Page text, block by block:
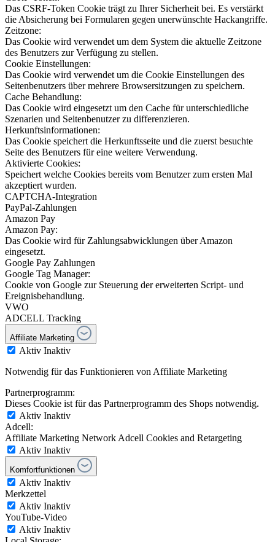
Das CSRF-Token Cookie trägt zu Ihrer Sicherheit bei. Es verstärkt
die Absicherung bei Formularen gegen unerwünschte Hackangriffe.
Zeitzone:
Das Cookie wird verwendet um dem System die aktuelle Zeitzone
des Benutzers zur Verfügung zu stellen.
Cookie Einstellungen:
Das Cookie wird verwendet um die Cookie Einstellungen des
Seitenbenutzers über mehrere Browsersitzungen zu speichern.
Cache Behandlung:
Das Cookie wird eingesetzt um den Cache für unterschiedliche
Szenarien und Seitenbenutzer zu differenzieren.
Herkunftsinformationen:
Das Cookie speichert die Herkunftsseite und die zuerst besuchte
Seite des Benutzers für eine weitere Verwendung.
Aktivierte Cookies:
Speichert welche Cookies bereits vom Benutzer zum ersten Mal
akzeptiert wurden.
CAPTCHA-Integration
PayPal-Zahlungen
Amazon Pay
Amazon Pay:
Das Cookie wird für Zahlungsabwicklungen über Amazon
eingesetzt.
Google Pay Zahlungen
Google Tag Manager:
Cookie von Google zur Steuerung der erweiterten Script- und
Ereignisbehandlung.
VWO
ADCELL Tracking
Affiliate Marketing
Aktiv Inaktiv
Notwendig für das Funktionieren von Affiliate Marketing
Partnerprogramm:
Dieses Cookie ist für das Partnerprogramm des Shops notwendig.
Aktiv Inaktiv
Adcell:
Affiliate Marketing Network Adcell Cookies and Retargeting
Aktiv Inaktiv
Komfortfunktionen
Aktiv Inaktiv
Merkzettel
Aktiv Inaktiv
YouTube-Video
Aktiv Inaktiv